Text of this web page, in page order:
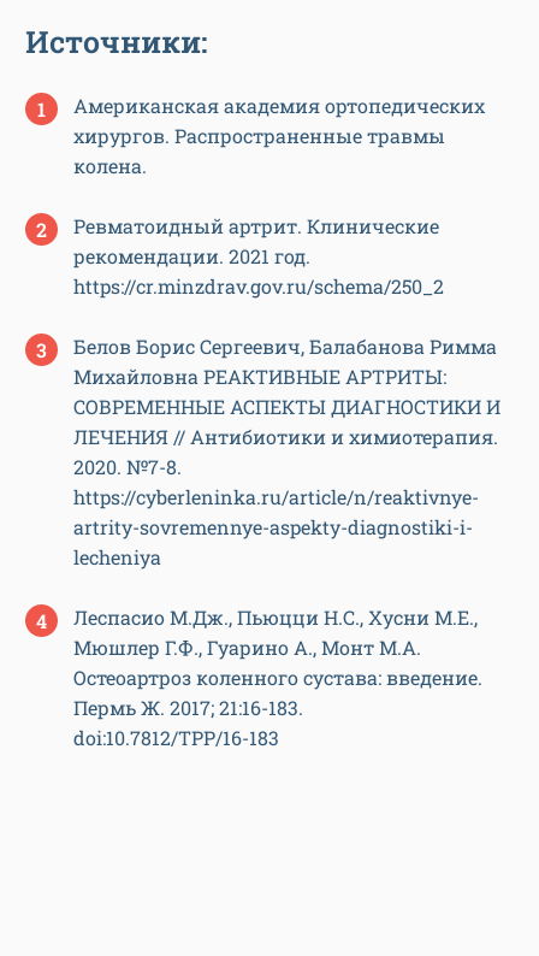
Источники:
Американская академия ортопедических
хирургов. Распространенные травмы
колена.
Ревматоидный артрит. Клинические
рекомендации. 2021 год.
https://cr.minzdrav.gov.ru/schema/250_2
Белов Борис Сергеевич, Балабанова Римма
Михайловна РЕАКТИВНЫЕ АРТРИТЫ:
СОВРЕМЕННЫЕ АСПЕКТЫ ДИАГНОСТИКИ И
ЛЕЧЕНИЯ // Антибиотики и химиотерапия.
2020. №7-8.
https://cyberleninka.ru/article/n/reaktivnye-
artrity-sovremennye-aspekty-diagnostiki-i-
lecheniya
Леспасио М.Дж., Пьюцци Н.С., Хусни М.Е.,
Мюшлер Г.Ф., Гуарино А., Монт М.А.
Остеоартроз коленного сустава: введение.
Пермь Ж. 2017; 21:16-183.
doi:10.7812/TPP/16-183